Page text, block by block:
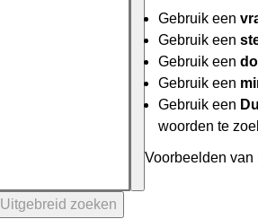
Gebruik een
Gebruik een
Gebruik een
Gebruik een
Gebruik een
woorden te
Voorbeelden van
Uitgebreid zoeken